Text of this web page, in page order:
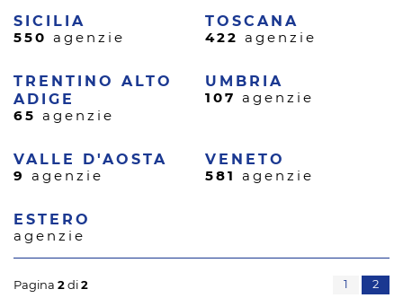
SICILIA
550 agenzie
TOSCANA
422 agenzie
TRENTINO ALTO
ADIGE
65 agenzie
UMBRIA
107 agenzie
VALLE D'AOSTA
9 agenzie
VENETO
581 agenzie
ESTERO
agenzie
Pagina 2 di 2 1 2